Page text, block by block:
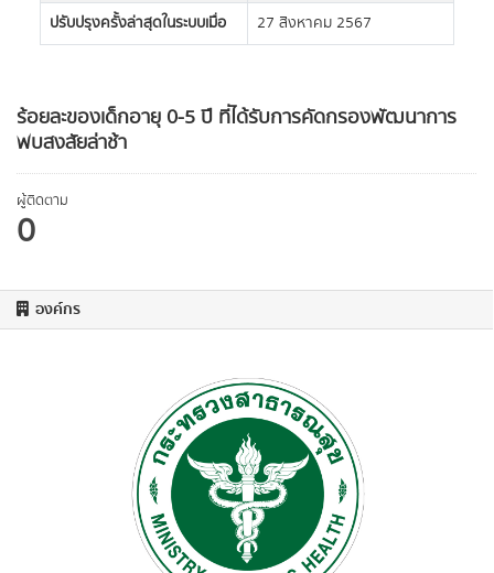
ร้อยละของเด็กอายุ 0-5 ปี ที่ได้รับการคัดกรองพัฒนาการ
พบสงสัยล่าช้า
ผู้ติดตาม
0
องค์กร
ปรับปรุงครั้งล่าสุดในระบบเมื่อ
27 สิงหาคม 2567